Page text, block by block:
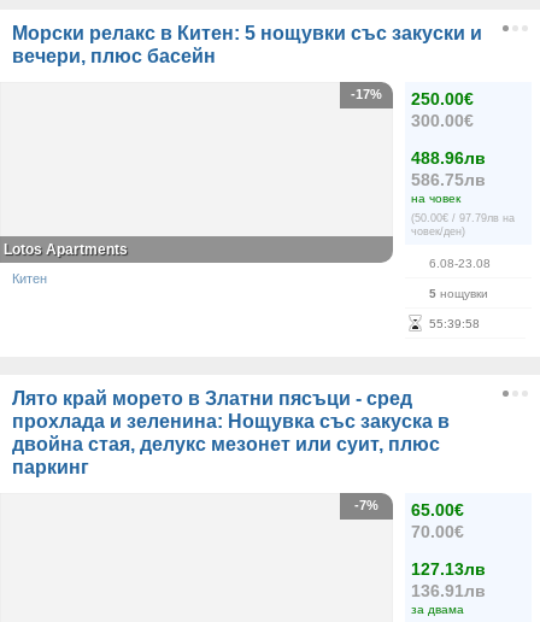
Морски релакс в Китен: 5 нощувки със закуски и
вечери, плюс басейн
250.00€
300.00€
488.96лв
586.75лв
на човек
(50.00€ / 97.79лв на
човек/ден)
6.08-23.08
5 нощувки
55:39:58
-17%
Lotos Apartments
Китен
Лято край морето в Златни пясъци - сред
прохлада и зеленина: Нощувка със закуска в
двойна стая, делукс мезонет или суит, плюс
паркинг
65.00€
70.00€
127.13лв
136.91лв
за двама
-7%